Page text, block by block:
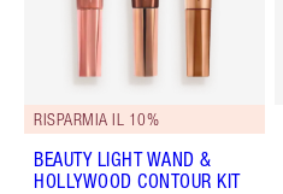
RISPARMIA IL 10%
BEAUTY LIGHT WAND &
HOLLYWOOD CONTOUR KIT